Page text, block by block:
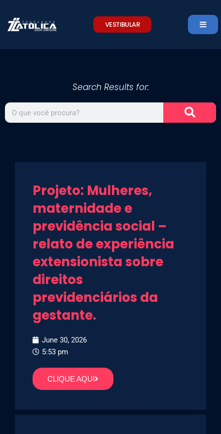
content
VESTIBULAR
Search Results for:
Search
Projeto: Mulheres,
maternidade e
previdência social –
relato de experiência
extensionista sobre
direitos
previdenciários da
gestante.
June 30, 2026
5:53 pm
CLIQUE AQUI